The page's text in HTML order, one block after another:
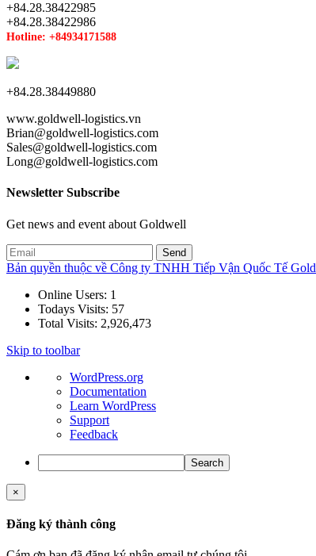
+84.28.38422985
+84.28.38422986
Hotline: +84934171588
+84.28.38449880
www.goldwell-logistics.vn
Brian@goldwell-logistics.com
Sales@goldwell-logistics.com
Long@goldwell-logistics.com
Newsletter Subscribe
Get news and event about Goldwell
Bản quyền thuộc về Công ty TNHH Tiếp Vận Quốc Tế
Online Users: 1
Todays Visits: 57
Total Visits: 2,926,473
Skip to toolbar
About
WordPress
WordPress.org
Documentation
Learn WordPress
Support
Feedback
Search
×
Đăng ký thành công